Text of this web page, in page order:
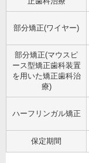
部分矯正(ワイヤー)
部分矯正(マウスピ
ース型矯正歯科装置
を用いた矯正歯科治
療)
ハーフリンガル矯正
保定期間